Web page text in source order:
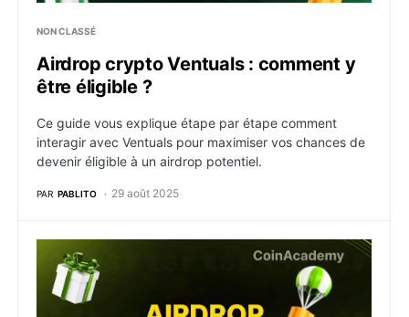
NON CLASSÉ
Airdrop crypto Ventuals : comment y
être éligible ?
Ce guide vous explique étape par étape comment
interagir avec Ventuals pour maximiser vos chances de
devenir éligible à un airdrop potentiel.
PAR PABLITO 29 août 2025
Airdrop crypto Ostrich : comment y être éligible ?